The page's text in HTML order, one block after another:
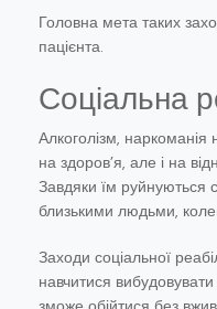
Головна мета таких
пацієнта.
Соціальна
Алкоголізм, наркоманія
на здоров’я, але і на
Завдяки їм руйнуються
близькими людьми,
Заходи соціальної
навчитися